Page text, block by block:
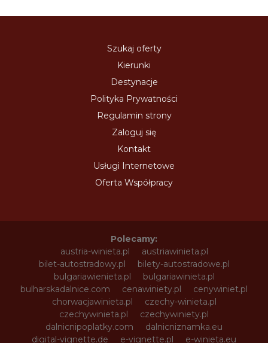
Szukaj oferty
Kierunki
Destynacje
Polityka Prywatności
Regulamin strony
Zaloguj się
Kontakt
Usługi Internetowe
Oferta Współpracy
Polecamy:
austria-winieta.pl
austriawinieta.pl
bilet-autostradowy.pl
bilety-autostradowe.pl
bulgariawienieta.pl
bulgariawinieta.pl
bulharskadalnice.com
cenawiniety.pl
cenywiniet.pl
chorwacjawinieta.pl
czechy-winieta.pl
czechywinieta.pl
czechywiniety.pl
dalnicnipoplatky.com
dalnicniznamka.eu
digital-vignette.de
e-vignette.pl
e-winieta.eu